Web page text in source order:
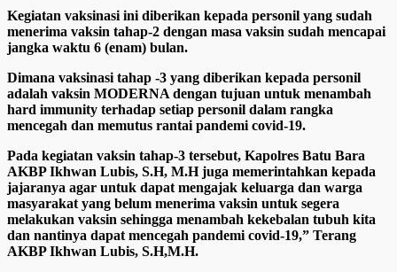
Kegiatan vaksinasi ini diberikan kepada personil yang sudah
menerima vaksin tahap-2 dengan masa vaksin sudah mencapai
jangka waktu 6 (enam) bulan.
Dimana vaksinasi tahap -3 yang diberikan kepada personil
adalah vaksin MODERNA dengan tujuan untuk menambah
hard immunity terhadap setiap personil dalam rangka
mencegah dan memutus rantai pandemi covid-19.
Pada kegiatan vaksin tahap-3 tersebut, Kapolres Batu Bara
AKBP Ikhwan Lubis, S.H, M.H juga memerintahkan kepada
jajaranya agar untuk dapat mengajak keluarga dan warga
masyarakat yang belum menerima vaksin untuk segera
melakukan vaksin sehingga menambah kekebalan tubuh kita
dan nantinya dapat mencegah pandemi covid-19,” Terang
AKBP Ikhwan Lubis, S.H,M.H.